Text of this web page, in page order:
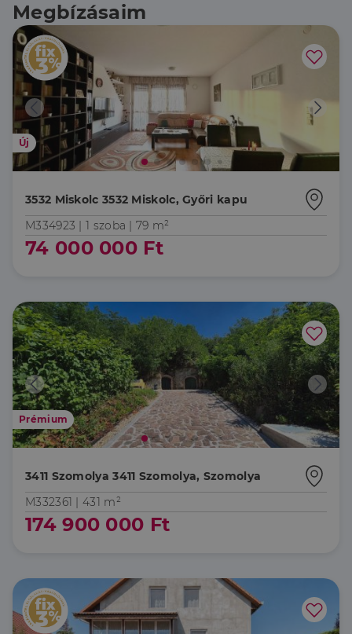
Megbízásaim
Új
3532 Miskolc 3532 Miskolc, Győri kapu
M334923 |1 szoba | 79 m²
74 000 000 Ft
Prémium
3411 Szomolya 3411 Szomolya, Szomolya
M332361 |431 m²
174 900 000 Ft